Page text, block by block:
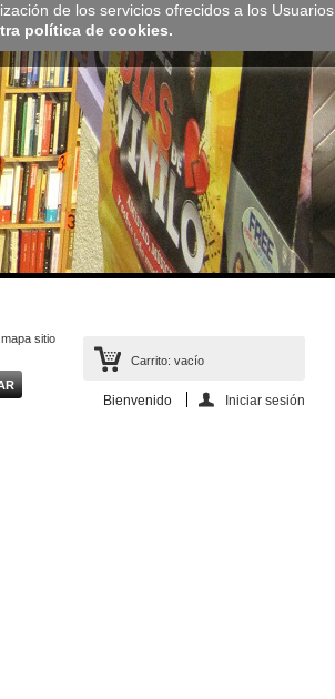
de los servicios ofrecidos a los Usuarios.
política de cookies.
Carrito: vacío
Bienvenido Iniciar sesión
mapa sitio